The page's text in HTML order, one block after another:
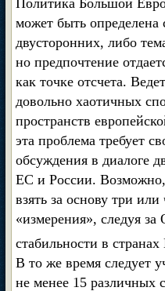
Политика Большой
может быть определена
двусторонних, либо
но предпочтение
как точке отсчета.
довольно хаотичных
пространств
эта проблема требует
обсуждения в диалоге
ЕС и России.
взять за основу три
«измерения», следуя
стабильности в
В то же время следует
не менее 15 различных